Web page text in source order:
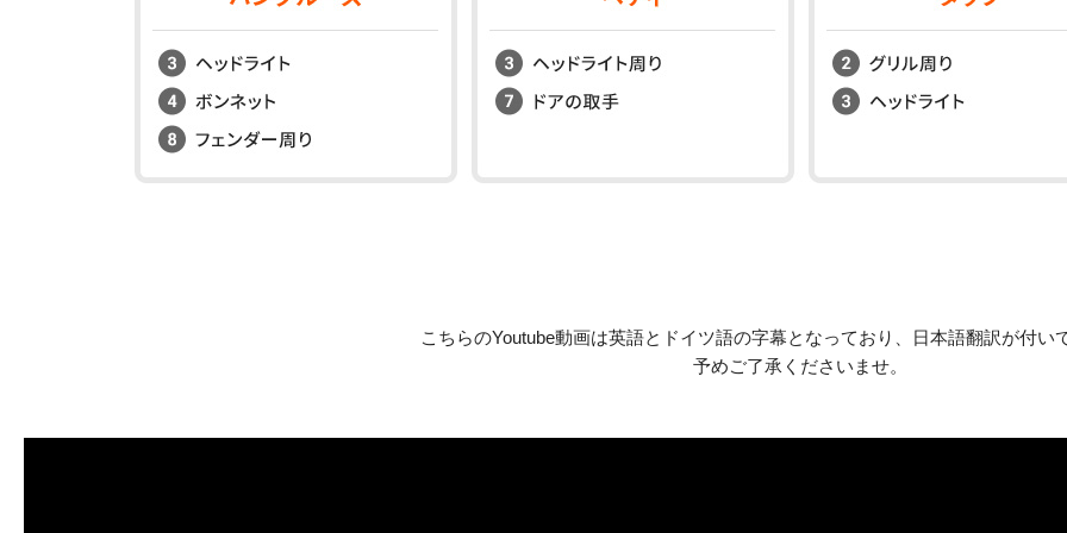
こちらのYoutube動画は英語とドイツ語の字幕となっており、日本語翻訳が付い
予めご了承くださいませ。